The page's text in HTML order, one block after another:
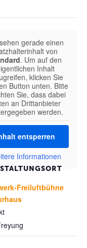
Freiluftbühne
gerade einen
von
. Um auf den
Inhalt
klicken Sie
Button unten. Bitte
Sie, dass dabei
an Drittanbieter
werden.
entsperren
Informationen